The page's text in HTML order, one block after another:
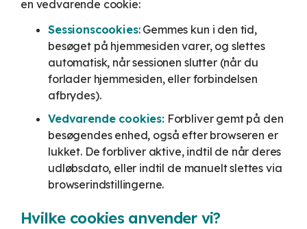
en vedvarende cookie:
Sessionscookies: Gemmes kun i den tid,
besøget på hjemmesiden varer, og slettes
automatisk, når sessionen slutter (når du
forlader hjemmesiden, eller forbindelsen
afbrydes).
Vedvarende cookies:Forbliver gemt på den
besøgendes enhed, også efter browseren er
lukket. De forbliver aktive, indtil de når deres
udløbsdato, eller indtil de manuelt slettes via
browserindstillingerne.
Hvilke cookies anvender vi?